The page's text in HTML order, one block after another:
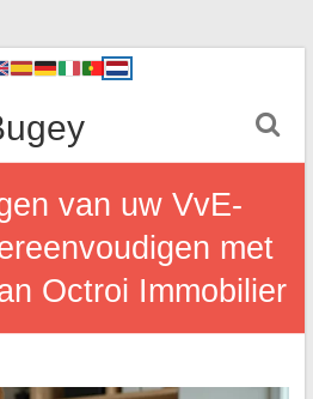
van uw VvE-
met
Octroi Immobilier